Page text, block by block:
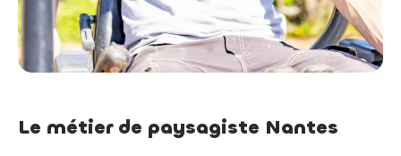
Le métier de paysagiste Nantes